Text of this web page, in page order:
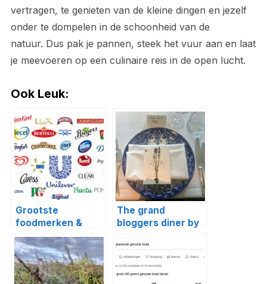
vertragen, te genieten van de kleine dingen en jezelf
onder te dompelen in de schoonheid van de
natuur. Dus pak je pannen, steek het vuur aan en laat
je meevoeren op een culinaire reis in de open lucht.
Ook Leuk:
Grootste
foodmerken &
producenten in
Nederland
The grand
bloggers diner by